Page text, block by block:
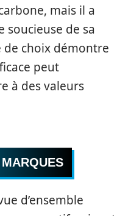
mais il a
soucieuse de sa
de choix démontre
peut
à des valeurs
d’ensemble